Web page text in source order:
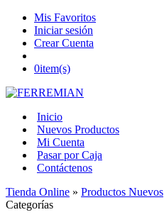
Mis Favoritos
Iniciar sesión
Crear Cuenta
0item(s)
Inicio
Nuevos Productos
Mi Cuenta
Pasar por Caja
Contáctenos
Tienda Online » Productos Nuevos
Categorías